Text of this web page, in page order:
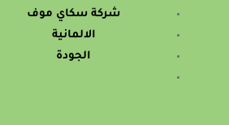
شركة سكاي موف
الالمانية
الجودة